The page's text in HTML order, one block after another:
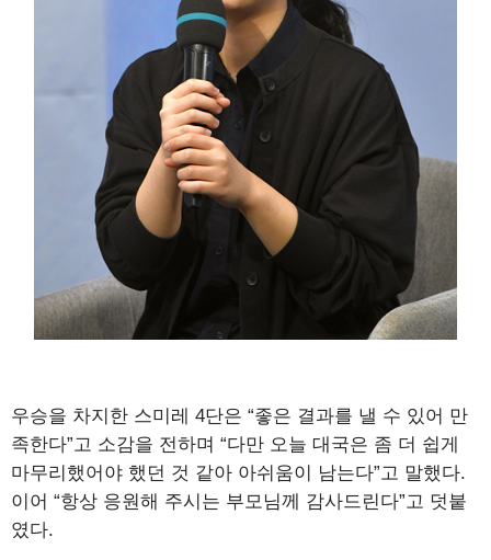
우승을 차지한 스미레 4단은 “좋은 결과를 낼 수 있어 만
족한다”고 소감을 전하며 “다만 오늘 대국은 좀 더 쉽게
마무리했어야 했던 것 같아 아쉬움이 남는다”고 말했다.
이어 “항상 응원해 주시는 부모님께 감사드린다”고 덧붙
였다.